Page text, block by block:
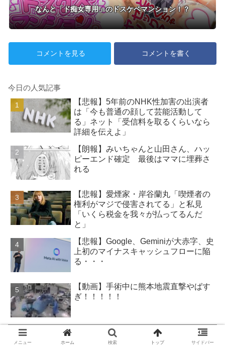
なんと「ド痴女専用」のドスケベマンション！？
コメントを見る コメントを書く
今日の人気記事
【悲報】5年前のNHK性加害の出演者
は「今も普通の顔して芸能活動して
る」ネット「受信料を取るくらいなら
詳細を伝えよ」
【朗報】みいちゃんと山田さん、ハッ
ピーエンド確定 最後はママに埋葬さ
れる
【悲報】愛煙家・岸谷蘭丸「喫煙者の
権利がマジで侵害されてる」と私見
「いくら税金を我々が払ってるんだ
と」
【悲報】Google、Geminiが大赤字、史
上初のマイナスキャッシュフローに陥
る・・・
【動画】手術中に熊本地震直撃やばす
ぎ！！！！！
この記事が気に入ったら
いいね！しよう
メニュー ホーム 検索 トップ サイドバー